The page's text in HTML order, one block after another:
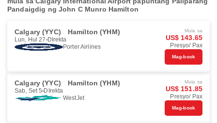
Pandaigdig ng John C Munro Hamilton
Calgary (YYC) Hamilton (YHM)
Lun, Hul 27 DIrekta
Porter Airlines
Mula sa
US$ 143.65
Presyo/ Pax
Mag-book
Calgary (YYC) Hamilton (YHM)
Sab, Set 5 DIrekta
WestJet
Mula sa
US$ 151.85
Presyo/ Pax
Mag-book